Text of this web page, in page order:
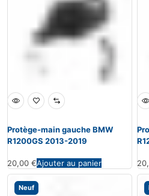
Protège-main gauche BMW
R1200GS 2013-2019
20,00 €Ajouter au panier
Neuf